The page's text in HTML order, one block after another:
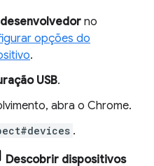
no
opções do
.
USB.
abra o Chrome.
.
Descobrir dispositivos